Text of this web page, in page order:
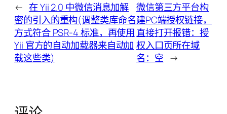
← 在 Yii 2.0 中微信消息加解
密的引入的重构(调整类库命名
方式符合 PSR-4 标准，再使用
Yii 官方的自动加载器来自动加
载这些类)
微信第三方平台构
建PC端授权链接，
直接打开报错：授
权入口页所在域
名：空 →